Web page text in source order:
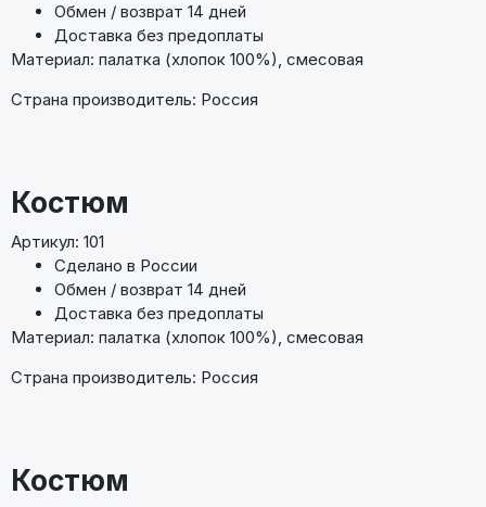
Обмен / возврат 14 дней
Доставка без предоплаты
Материал: палатка (хлопок 100%), смесовая
Страна производитель: Россия
Костюм
Артикул: 101
Сделано в России
Обмен / возврат 14 дней
Доставка без предоплаты
Материал: палатка (хлопок 100%), смесовая
Страна производитель: Россия
Костюм